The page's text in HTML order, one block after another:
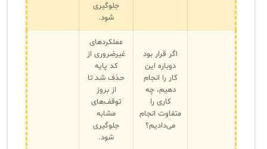
جلوگیری
شود.
اگر قرار بود
دوباره این
کار را انجام
دهیم، چه
کاری را
متفاوت انجام
می‌دادیم؟
عملکردهای
غیرضروری از
کد پایه
حذف شد تا
از بروز
توقف‌های
مشابه
جلوگیری
شود.